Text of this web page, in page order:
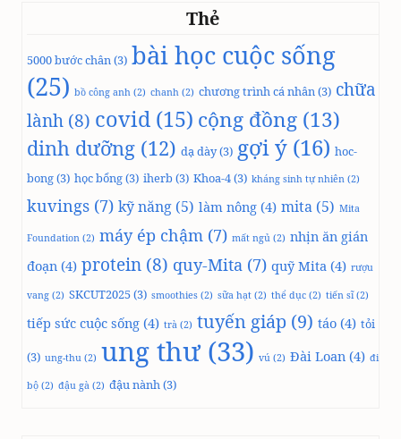
Thẻ
5000 bước chân(3) bài học cuộc sống
(25) bồ công anh (2) chanh (2) chương trình cá nhân(3) chữa
lành (8) covid (15) cộng đồng (13)
dinh dưỡng (12) dạ dày(3) gợi ý (16) hoc-
bong(3) học bổng(3) iherb(3) Khoa-4(3) kháng sinh tự nhiên (2)
kuvings (7) kỹ năng (5) làm nông (4) mita (5) Mita
Foundation (2) máy ép chậm (7) mất ngủ (2) nhịn ăn gián
đoạn (4) protein (8) quy-Mita (7) quỹ Mita (4) rượu
vang (2) SKCUT2025(3) smoothies (2) sữa hạt (2) thể dục (2) tiến sĩ(2)
tiếp sức cuộc sống (4) trà (2) tuyến giáp (9) táo (4) tỏi
(3) ung-thu (2) ung thư(33) vú (2) Đài Loan (4) đi
bộ (2) đậu gà (2) đậu nành(3)